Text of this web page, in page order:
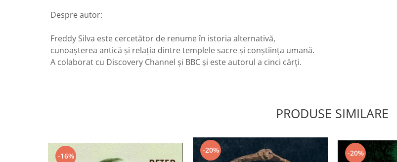
Despre autor:
Freddy Silva este cercetător de renume în istoria alternativă,
cunoașterea antică și relația dintre templele sacre și conștiința umană.
A colaborat cu Discovery Channel și BBC și este autorul a cinci cărți.
PRODUSE SIMILARE
-16%
-20% -20%